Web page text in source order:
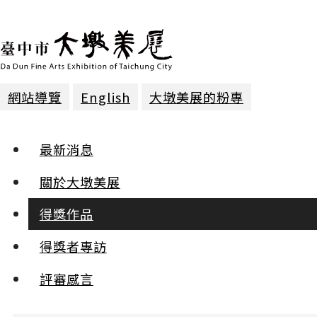
網站導覽 English 大墩美展的粉專
最新消息
關於大墩美展
得獎作品
得獎者專訪
評審感言
版畫 | 第一名
生命的記號 高春英